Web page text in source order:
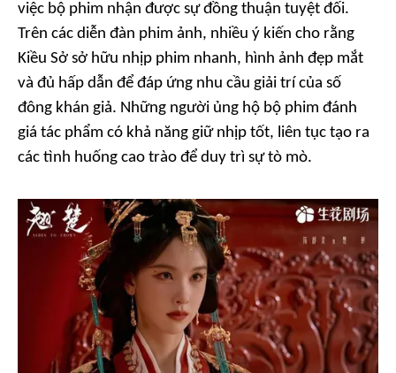
việc bộ phim nhận được sự đồng thuận tuyệt đối.
Trên các diễn đàn phim ảnh, nhiều ý kiến cho rằng
Kiều Sở sở hữu nhịp phim nhanh, hình ảnh đẹp mắt
và đủ hấp dẫn để đáp ứng nhu cầu giải trí của số
đông khán giả. Những người ủng hộ bộ phim đánh
giá tác phẩm có khả năng giữ nhịp tốt, liên tục tạo ra
các tình huống cao trào để duy trì sự tò mò.